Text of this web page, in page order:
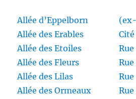
Allée d’Eppelborn
Allée des Erables
Allée des Etoiles
Allée des Fleurs
Allée des Lilas
Allée des Ormeaux
Rue
Rue